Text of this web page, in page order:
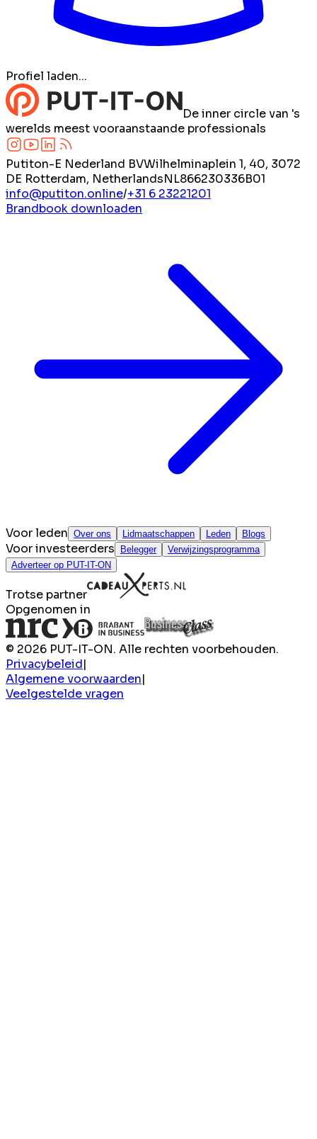
Profiel laden...
De inner circle van 's
werelds meest vooraanstaande professionals
Putiton-E Nederland BVWilhelminaplein 1, 40, 3072
DE Rotterdam, NetherlandsNL866230336B01
info@putiton.online/+31 6 23221201
Brandbook downloaden
Voor leden Over ons Lidmaatschappen Leden Blogs
Voor investeerders Belegger
Verwijzingsprogramma
Adverteer op PUT-IT-ON
Trotse partner
Opgenomen in
© 2026 PUT-IT-ON. Alle rechten voorbehouden.
Privacybeleid|
Algemene voorwaarden|
Veelgestelde vragen